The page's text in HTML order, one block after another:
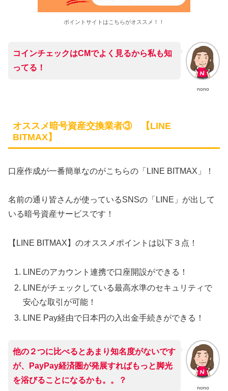
ポイントサイトはこちらがオススメ！！
nono
コインチェックはCMでよく見るから私も知
ってる！
オススメ暗号資産交換業者③ 【LINE
BITMAX】
口座作成が一番簡単なのがこちらの「LINE BITMAX」！
名前の通り皆さんが使っているSNSの「LINE」が出して
いる暗号資産サービスです！
【LINE BITMAX】のオススメポイントは以下３点！
LINEのアカウント連携で口座開設ができる！
LINEがチェックしている最高水準のセキュリティで
安心な取引が可能！
LINE Pay経由で日本円の入出金手続きができる！
nono
他の２つに比べるとあまり知名度がないです
が、PayPay経済圏が発展すればもっと脚光
を浴びることになるかも。。？